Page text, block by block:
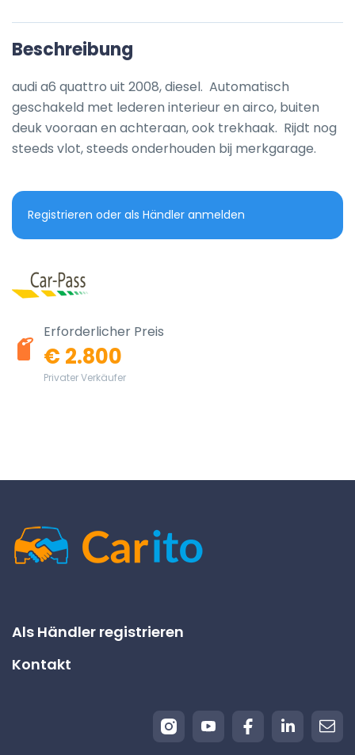
Beschreibung
audi a6 quattro uit 2008, diesel.  Automatisch
geschakeld met lederen interieur en airco, buiten
deuk vooraan en achteraan, ook trekhaak.  Rijdt nog
steeds vlot, steeds onderhouden bij merkgarage.
Registrieren oder als Händler anmelden
Erforderlicher Preis
€ 2.800
Privater Verkäufer
Als Händler registrieren
Kontakt